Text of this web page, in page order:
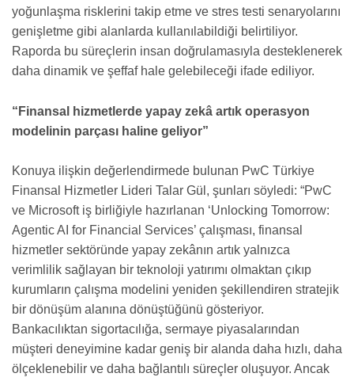
yoğunlaşma risklerini takip etme ve stres testi senaryolarını
genişletme gibi alanlarda kullanılabildiği belirtiliyor.
Raporda bu süreçlerin insan doğrulamasıyla desteklenerek
daha dinamik ve şeffaf hale gelebileceği ifade ediliyor.
“Finansal hizmetlerde yapay zekâ artık operasyon
modelinin parçası haline geliyor”
Konuya ilişkin değerlendirmede bulunan PwC Türkiye
Finansal Hizmetler Lideri Talar Gül, şunları söyledi: “PwC
ve Microsoft iş birliğiyle hazırlanan ‘Unlocking Tomorrow:
Agentic AI for Financial Services’ çalışması, finansal
hizmetler sektöründe yapay zekânın artık yalnızca
verimlilik sağlayan bir teknoloji yatırımı olmaktan çıkıp
kurumların çalışma modelini yeniden şekillendiren stratejik
bir dönüşüm alanına dönüştüğünü gösteriyor.
Bankacılıktan sigortacılığa, sermaye piyasalarından
müşteri deneyimine kadar geniş bir alanda daha hızlı, daha
ölçeklenebilir ve daha bağlantılı süreçler oluşuyor. Ancak